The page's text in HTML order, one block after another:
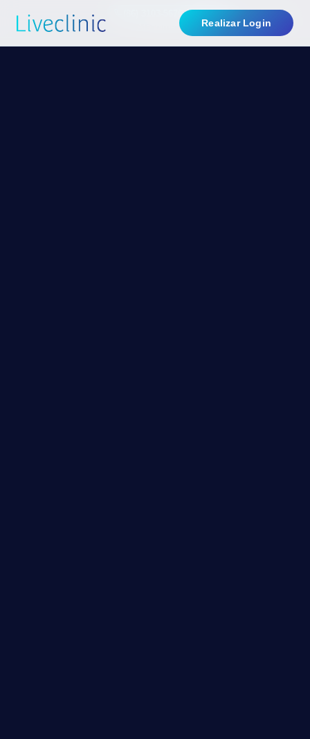
(86) 3103-5676
WhatsApp
Atendimento via telefone ou WhatsApp
Realizar Login